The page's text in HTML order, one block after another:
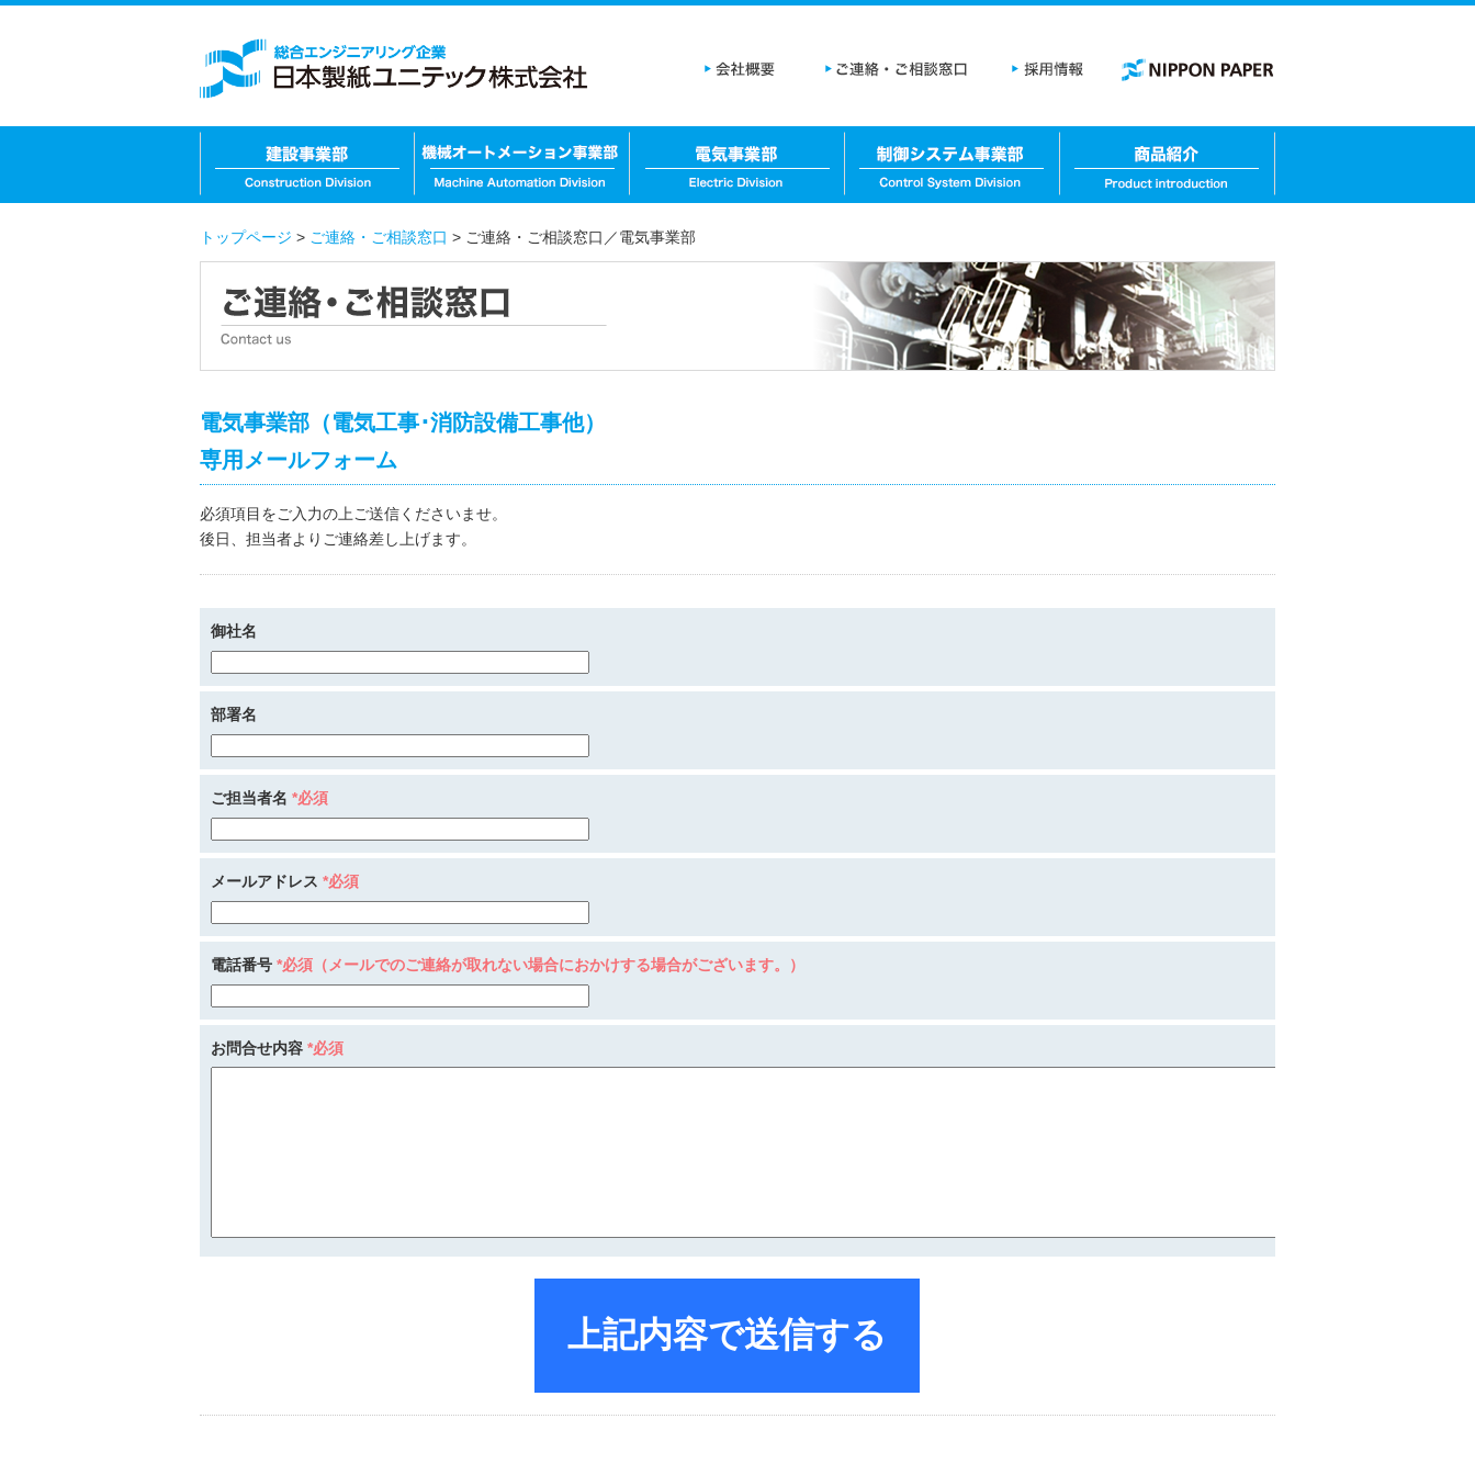
トップページ > ご連絡・ご相談窓口 > ご連絡・ご相談窓口／電気事業部
電気事業部（電気工事･消防設備工事他）
専用メールフォーム
必須項目をご入力の上ご送信くださいませ。
後日、担当者よりご連絡差し上げます。
御社名
部署名
ご担当者名 *必須
メールアドレス *必須
電話番号 *必須（メールでのご連絡が取れない場合におかけする場合がございます。）
お問合せ内容 *必須